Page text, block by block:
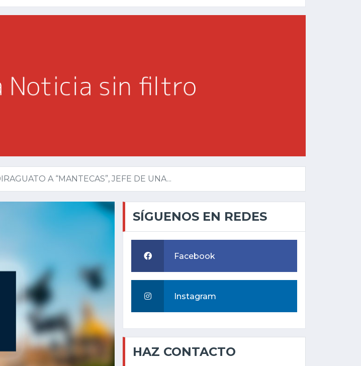
A “MANTECAS”, JEFE DE UNA...
SÍGUENOS EN REDES
Facebook
Instagram
HAZ CONTACTO